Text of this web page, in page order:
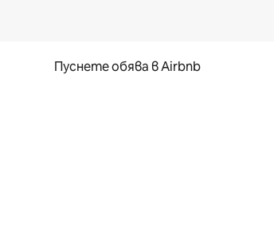
Пуснете обява в Airbnb